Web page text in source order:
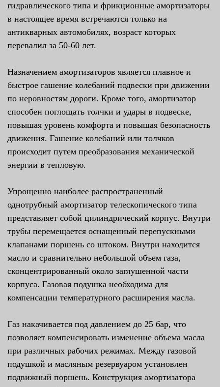
гидравлического типа и фрикционные амортизаторы
в настоящее время встречаются только на
антикварных автомобилях, возраст которых
перевалил за 50-60 лет.
Назначением амортизаторов является плавное и
быстрое гашение колебаний подвески при движении
по неровностям дороги. Кроме того, амортизатор
способен поглощать толчки и удары в подвеске,
повышая уровень комфорта и повышая безопасность
движения. Гашение колебаний или толчков
происходит путем преобразования механической
энергии в тепловую.
Упрощенно наиболее распространенный
однотрубный амортизатор телескопического типа
представляет собой цилиндрический корпус. Внутри
трубы перемещается оснащенный перепускными
клапанами поршень со штоком. Внутри находится
масло и сравнительно небольшой объем газа,
сконцентрированный около заглушенной части
корпуса. Газовая подушка необходима для
компенсации температурного расширения масла.
Газ накачивается под давлением до 25 бар, что
позволяет компенсировать изменение объема масла
при различных рабочих режимах. Между газовой
подушкой и масляным резервуаром установлен
подвижный поршень. Конструкция амортизатора